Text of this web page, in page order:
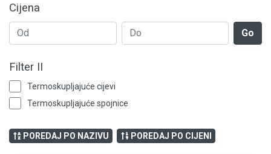
Cijena
Go
Filter II
Termoskupljajuće cijevi
Termoskupljajuće spojnice
POREDAJ PO NAZIVU POREDAJ PO CIJENI